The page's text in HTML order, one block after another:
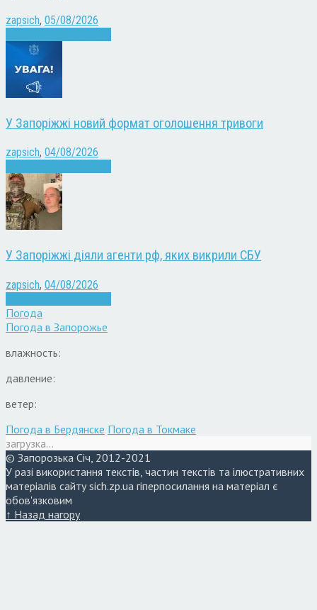
zapsich, 05/08/2026
У Запоріжжі новий формат оголошення тривоги
zapsich, 04/08/2026
У Запоріжжі діяли агенти рф, яких викрили СБУ
zapsich, 04/08/2026
Погода
Погода в Запорожье
влажность:
давление:
ветер:
Погода в Бердянске Погода в Токмаке
загрузка...
© Запорозька Січ, 2012-2021
У разі використання текстів, частин текстів та ілюстративних
матеріалів сайту sich.zp.ua гіперпосилання на матеріал є
обов'язковим
↑ Назад нагору